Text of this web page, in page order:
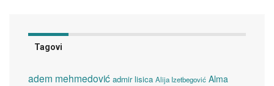
Tagovi
adem mehmedović admir lisica Alija Izetbegović Alma